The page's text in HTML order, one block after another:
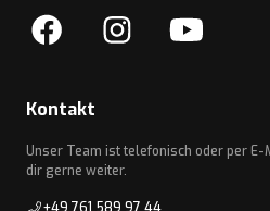
Kontakt
Unser Team ist telefonisch oder per
dir gerne weiter.